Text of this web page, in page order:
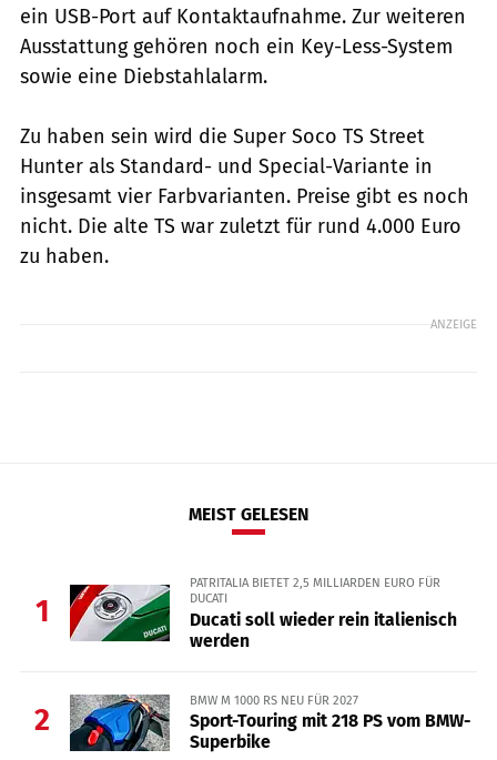
ein USB-Port auf Kontaktaufnahme. Zur weiteren
Ausstattung gehören noch ein Key-Less-System
sowie eine Diebstahlalarm.
Zu haben sein wird die Super Soco TS Street
Hunter als Standard- und Special-Variante in
insgesamt vier Farbvarianten. Preise gibt es noch
nicht. Die alte TS war zuletzt für rund 4.000 Euro
zu haben.
ANZEIGE
MEIST GELESEN
1
PATRITALIA BIETET 2,5 MILLIARDEN EURO FÜR
DUCATI
Ducati soll wieder rein italienisch
werden
2
BMW M 1000 RS NEU FÜR 2027
Sport-Touring mit 218 PS vom BMW-
Superbike